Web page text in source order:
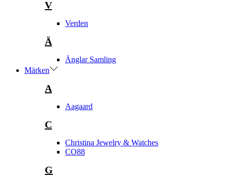
V
Verden
Ä
Änglar Samling
Märken
A
Aagaard
C
Christina Jewelry & Watches
CO88
G